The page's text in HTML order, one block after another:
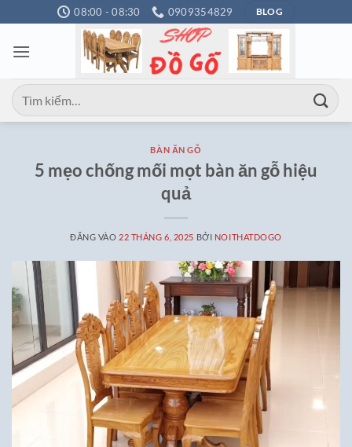
qua
nội
08:00 - 08:30 0909354829 BLOG
Tìm
kiếm:
BÀN ĂN GỖ
5 mẹo chống mối mọt bàn ăn gỗ hiệu
quả
ĐĂNG VÀO 22 THÁNG 6, 2025 BỞI NOITHATDOGO